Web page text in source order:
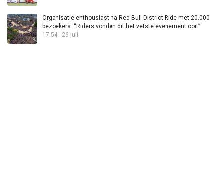
Organisatie enthousiast na Red Bull District Ride met 20.000
bezoekers: “Riders vonden dit het vetste evenement ooit”
17:54 - 26 juli